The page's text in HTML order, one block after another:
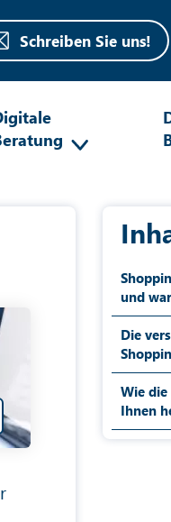
Schreiben Sie uns!
und
Die
Wie
Ihnen